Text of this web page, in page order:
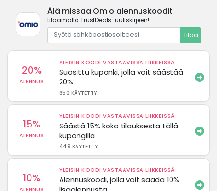
Älä missaa Omio alennuskoodit
tilaamalla TrustDeals-uutiskirjeen!
Tilaa
20%
ALENNUS
YLEISIN KOODI VASTAAVISSA LIIKKEISSÄ
Suosittu kuponki, jolla voit säästää
20%
650 KÄYTETTY
15%
ALENNUS
YLEISIN KOODI VASTAAVISSA LIIKKEISSÄ
Säästä 15% koko tilauksesta tällä
kupongilla
449 KÄYTETTY
10%
ALENNUS
YLEISIN KOODI VASTAAVISSA LIIKKEISSÄ
Alennuskoodi, jolla voit saada 10%